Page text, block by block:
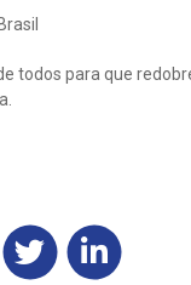
todos para que